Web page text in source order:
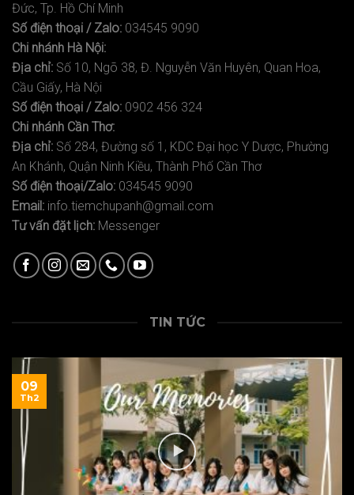
Đức, Tp. Hồ Chí Minh
Số điện thoại / Zalo: 034545 9090
Chi nhánh Hà Nội:
Địa chỉ: Số 10, Ngõ 38, Đ. Nguyễn Văn Huyên, Quan Hoa,
Cầu Giấy, Hà Nội
Số điện thoại / Zalo: 0902 456 324
Chi nhánh Cần Thơ:
Địa chỉ: Số 284, Đường số 1, KDC Đại học Y Dược, Phường
An Khánh, Quận Ninh Kiều, Thành Phố Cần Thơ
Số điện thoại/Zalo: 034545 9090
Email: info.tiemchupanh@gmail.com
Tư vấn đặt lịch: Messenger
TIN TỨC
09
Th2